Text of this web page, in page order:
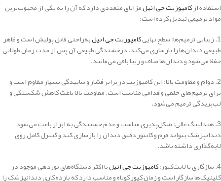
استفاده ازکامپوزیت جی انیلمزایای متعددی دارد که آن را به یکی از محبوب‌ترین
مواد ترمیمی تبدیل کرده است:
1. زیبایی ترمیم‌ها: سطح نهایی
کامپوزیت جی انیلبه‌راحتی قابل پولیش است و ظاهر
طبیعی دندان‌ها را بازسازی می‌کند. درخشندگی طبیعی آن پس از مدت زمان طولانی
حفظ می‌شود و دندان‌ها صاف و زیبا باقی می‌مانند.
2. دوام و مقاومت بالا: این کامپوزیت در برابر فشار و ساییدگی بسیار مقاوم است و
برای ترمیم‌های خلفی و قدامی مناسب است. مقاومت بالا باعث کاهش شکستگی و
لب‌پریدگی ترمیم می‌شود.
3. هندلینگ عالی: شکل‌پذیری مناسب و عدم چسبندگی به ابزار باعث می‌شود
دندانپزشک بتواند فرم و کانتور دقیق دندان را بازسازی کند و کنترل کامل روی
لایه‌گذاری داشته باشد.
4. سازگاری با لایت‌کیور:
کامپوزیت جی انیلبا اکثر دستگاه‌های نوردهی موجود در
کلینیک‌ها سازگار است و زمان کیور کوتاه و مناسب دارد که بازده کاری دندانپزشک را